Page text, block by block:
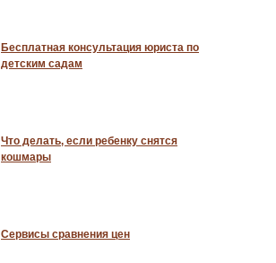
Бесплатная консультация юриста по
детским садам
Что делать, если ребенку снятся
кошмары
Сервисы сравнения цен